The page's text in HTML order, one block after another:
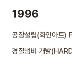
1996
공장설립(화인아트)
경질냄비 개발